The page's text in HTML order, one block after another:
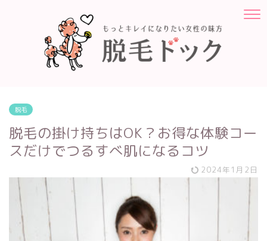
脱毛
脱毛の掛け持ちはOK？お得な体験コー
スだけでつるすべ肌になるコツ
2024年1月2日